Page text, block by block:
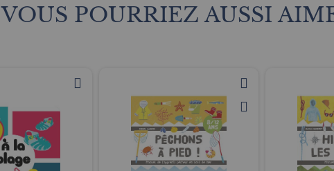
VOUS POURRIEZ AUSSI